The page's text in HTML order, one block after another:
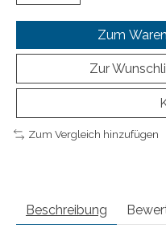
Zum
Zur
Zum Vergleich hinzufügen
Beschreibung